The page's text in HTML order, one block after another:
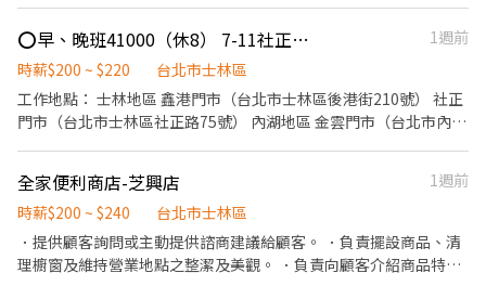
管理。 歡迎對美妝、保養、保健有興趣的夥伴加入 有任何問題歡迎
私訊提問 #害羞#各種疑難雜症#歡迎私訊
⭕早、晚班41000（休8） 7-11社正門市 另有大直/內湖/社子 可選
1週前
時薪$200 ~ $220
台北市士林區
工作地點： 士林地區 鑫港門市（台北市士林區後港街210號） 社正
門市（台北市士林區社正路75號） 內湖地區 金雲門市（台北市內湖
街62號） 中山地區（大直） 大永門市（台北市中山區明水路581巷
15號） 另有專職人員職缺 早、晚班41000-43000（休8天） 夜班
43000-45000（休8天）
全家便利商店-芝興店
1週前
時薪$200 ~ $240
台北市士林區
．提供顧客詢問或主動提供諮商建議給顧客。 ．負責擺設商品、清
理櫥窗及維持營業地點之整潔及美觀。 ．負責向顧客介紹商品特